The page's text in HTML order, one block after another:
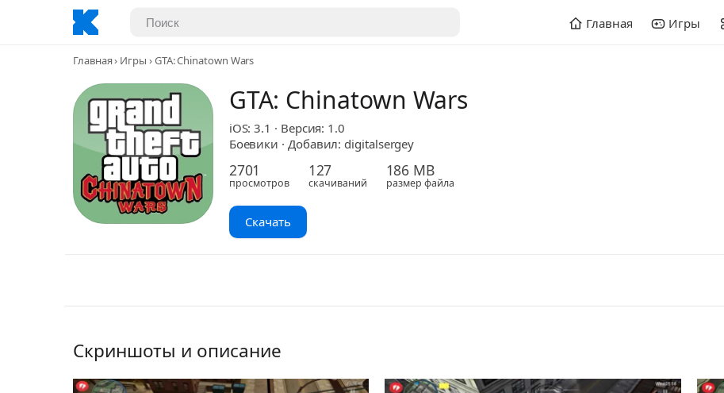
Главная Игры
Главная Игры GTA: Chinatown Wars
GTA: Chinatown Wars
iOS: 3.1 · Версия: 1.0
Боевики · Добавил: digitalsergey
2701
просмотров
127
скачиваний
186 MB
размер файла
Скачать
Скриншоты и описание